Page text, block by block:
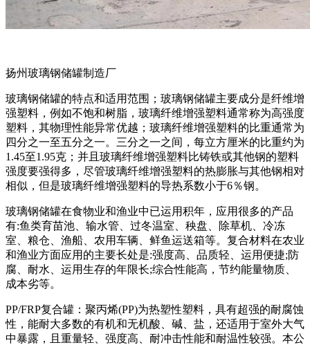
扬州玻璃钢储罐制造厂
玻璃钢储罐的特点和适用范围；玻璃钢储罐主要成分是纤维增
强塑料，例如不饱和树脂，玻璃纤维增​​强塑料通常称为高强度
塑料，其物理性能异常优越；玻璃纤维增​​强塑料的比重通常为
四分之一至五分之一。三分之一之间，每立方厘米的比重约为
1.45至1.95克；并且玻璃纤维增​​强塑料比铸铁或其他钢的塑料
强度要强得多，尽管玻璃纤维增​​强塑料的热膨胀与其他钢相对
相似，但是玻璃纤维增​​强塑料的导热系数小于6％钢。
玻璃钢储罐在食物业和渔业中已运用积年，应用很多的产品
有:鱼类育苗池、输水管、过冬温室、秧盘、除草机、冷冻
室、粮仓、渔船、农用车辆、鲜鱼运送箱等。复合材料在农业
和渔业方面应用的主要长处是:强度高、品质轻、运用便捷;防
腐、耐水、运用生存的年限长;综合性能高，节约能量物质、
成本劣等。
PP/FRP复合罐：聚丙烯(PP)为热塑性塑料，具有超强的耐腐蚀
性，能耐大多数的有机和无机酸、碱、盐，还适用于室外大气
中暴露，且重量轻、强度高、耐冲击性能和耐温性较强。本公